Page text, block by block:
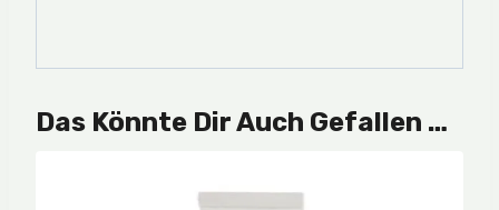
Das Könnte Dir Auch Gefallen …